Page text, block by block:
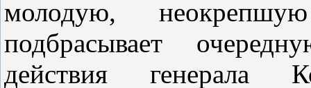
молодую,
подбрасывает
действия генерала